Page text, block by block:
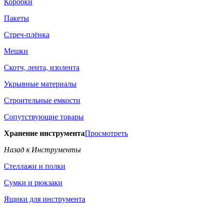
Коробки
Пакеты
Стреч-плёнка
Мешки
Скотч, лента, изолента
Укрывные материалы
Строительные емкости
Сопутствующие товары
Хранение инструментаПросмотреть
Назад к Инструменты
Стеллажи и полки
Сумки и рюкзаки
Ящики для инструмента